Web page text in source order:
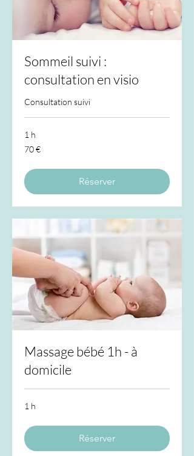
Sommeil suivi :
consultation en visio
Consultation suivi
1 h
70
euros
70 €
Réserver
Massage bébé 1h - à
domicile
1 h
Réserver